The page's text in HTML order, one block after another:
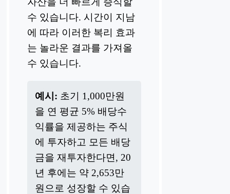
수 있습니다. 시간이 지남
에 따라 이러한 복리 효과
는 놀라운 결과를 가져올
수 있습니다.
예시: 초기 1,000만원
을 연 평균 5% 배당수
익률을 제공하는 주식
에 투자하고 모든 배당
금을 재투자한다면, 20
년 후에는 약 2,653만
원으로 성장할 수 있습